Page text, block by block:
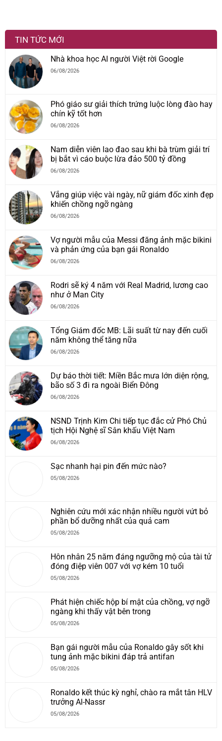
TIN TỨC MỚI
Nhà khoa học AI người Việt rời Google
06/08/2026
Phó giáo sư giải thích trứng luộc lòng đào hay
chín kỹ tốt hơn
06/08/2026
Nam diễn viên lao đao sau khi bà trùm giải trí
bị bắt vì cáo buộc lừa đảo 500 tỷ đồng
06/08/2026
Vắng giúp việc vài ngày, nữ giám đốc xinh đẹp
khiến chồng ngỡ ngàng
06/08/2026
Vợ người mẫu của Messi đăng ảnh mặc bikini
và phản ứng của bạn gái Ronaldo
06/08/2026
Rodri sẽ ký 4 năm với Real Madrid, lương cao
như ở Man City
06/08/2026
Tổng Giám đốc MB: Lãi suất từ nay đến cuối
năm không thể tăng nữa
06/08/2026
Dự báo thời tiết: Miền Bắc mưa lớn diện rộng,
bão số 3 đi ra ngoài Biển Đông
06/08/2026
NSND Trịnh Kim Chi tiếp tục đắc cử Phó Chủ
tịch Hội Nghệ sĩ Sân khấu Việt Nam
06/08/2026
Sạc nhanh hại pin đến mức nào?
05/08/2026
Nghiên cứu mới xác nhận nhiều người vứt bỏ
phần bổ dưỡng nhất của quả cam
05/08/2026
Hôn nhân 25 năm đáng ngưỡng mộ của tài tử
đóng điệp viên 007 với vợ kém 10 tuổi
05/08/2026
Phát hiện chiếc hộp bí mật của chồng, vợ ngỡ
ngàng khi thấy vật bên trong
05/08/2026
Bạn gái người mẫu của Ronaldo gây sốt khi
tung ảnh mặc bikini đáp trả antifan
05/08/2026
Ronaldo kết thúc kỳ nghỉ, chào ra mắt tân HLV
trưởng Al-Nassr
05/08/2026